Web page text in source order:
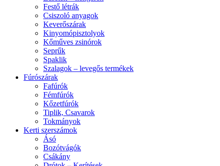
Festő létrák
Csiszoló anyagok
Keverőszárak
Kinyomópisztolyok
Kőműves zsinórok
Seprűk
Spaklik
Szalagok – levegős termékek
Fúrószárak
Fafúrók
Fémfúrók
Kőzetfúrók
Tiplik, Csavarok
Tokmányok
Kerti szerszámok
Ásó
Bozótvágók
Csákány